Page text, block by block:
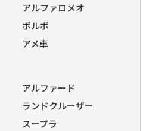
アルファロメオ
ボルボ
アメ車
アルファード
ランドクルーザー
スープラ